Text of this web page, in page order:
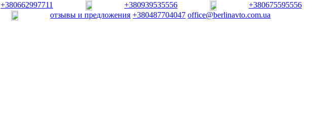
+380662997711 +380939535556 +380675595556
отзывы и предложения +380487704047 office@berlinavto.com.ua